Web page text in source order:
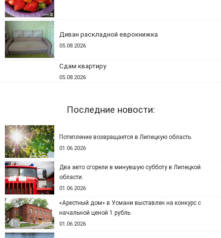
Диван раскладной еврокнижка
05.08.2026
Сдам квартиру
05.08.2026
Последние новости:
Потепление возвращается в Липецкую область.
01.06.2026
Два авто сгорели в минувшую субботу в Липецкой
области.
01.06.2026
«Арестный дом» в Усмани выставлен на конкурс с
начальной ценой 1 рубль.
01.06.2026